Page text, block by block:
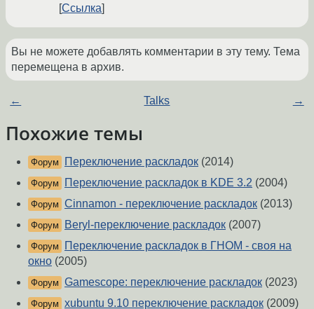
Ссылка
Вы не можете добавлять комментарии в эту тему. Тема
перемещена в архив.
← Talks →
Похожие темы
Форум Переключение раскладок (2014)
Форум Переключение раскладок в KDE 3.2 (2004)
Форум Cinnamon - переключение раскладок (2013)
Форум Beryl-переключение раскладок (2007)
Форум
Переключение раскладок в ГНОМ - своя на
окно (2005)
Форум Gamescope: переключение раскладок (2023)
Форум xubuntu 9.10 переключение раскладок (2009)